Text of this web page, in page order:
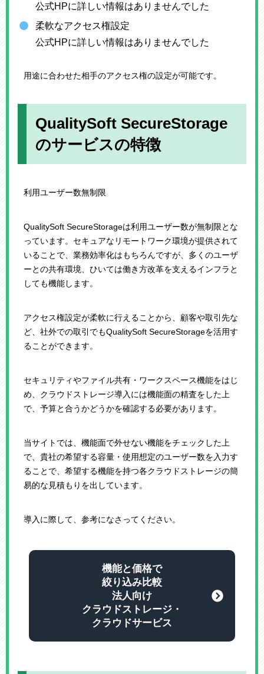
公式HPに詳しい情報はありませんでした
柔軟なアクセス権設定
公式HPに詳しい情報はありませんでした
用途に合わせた相手のアクセス権の設定が可能です。
QualitySoft SecureStorage
のサービスの特徴
利用ユーザー数無制限
QualitySoft SecureStorageは利用ユーザー数が無制限とな
っています。セキュアなリモートワーク環境が提供されて
いることで、業務効率化はもちろんですが、多くのユーザ
ーとの共有環境、ひいては働き方改革を支えるインフラと
しても機能します。
アクセス権設定が柔軟に行えることから、顧客や取引先な
ど、社外での取引でもQualitySoft SecureStorageを活用す
ることができます。
セキュリティやファイル共有・ワークスペース機能をはじ
め、クラウドストレージ導入には機能面の精査をした上
で、予算と合うかどうかを確認する必要があります。
当サイトでは、機能面で外せない機能をチェックした上
で、貴社の希望する容量・使用想定のユーザー数を入力す
ることで、希望する機能を持つ各クラウドストレージの簡
易的な見積もりを出しています。
導入に際して、参考になさってください。
機能と価格で
絞り込み比較
法人向け
クラウドストレージ・
クラウドサービス